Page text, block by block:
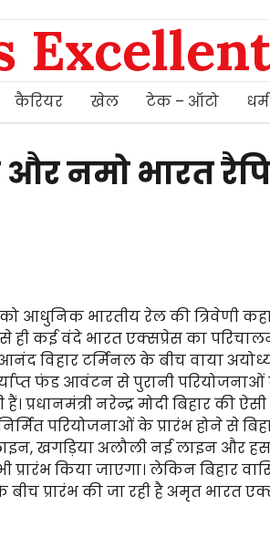
कैरियर खेल टेक – ऑटो धर्म
नमो भारत
को आधुनिक भारतीय रेल की त्रिवेणी
से ही कई वंदे भारत एक्सप्रेस का
विहार टर्मिनल के बीच वाया
फंड आवंटन से पुरानी
नरेन्द्र मोदी बिहार की ऐसी
परियोजनाओं के प्रारंभ होने से
खगड़िया अलौली नई लाइन और
किया जाएगा। लेकिन बिहार
प्रारंभ की जा रही है अमृत भारत